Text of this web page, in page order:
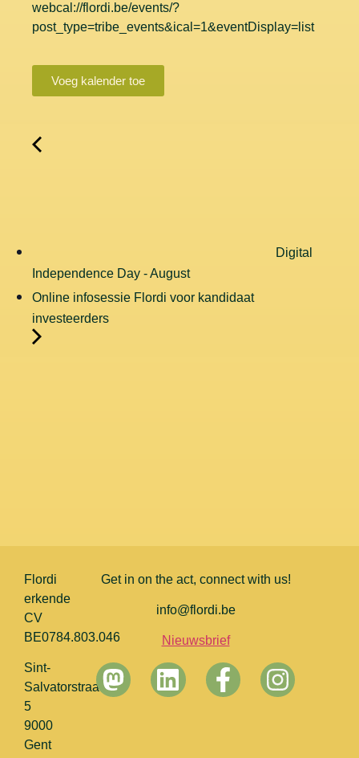
webcal://flordi.be/events/?
post_type=tribe_events&ical=1&eventDisplay=list
Voeg kalender toe
Digital
Independence Day - August
Online infosessie Flordi voor kandidaat
investeerders
Flordi
erkende
CV
BE0784.803.046
Sint-
Salvatorstraat
5
9000
Gent
Get in on the act, connect with us!
info@flordi.be
Nieuwsbrief